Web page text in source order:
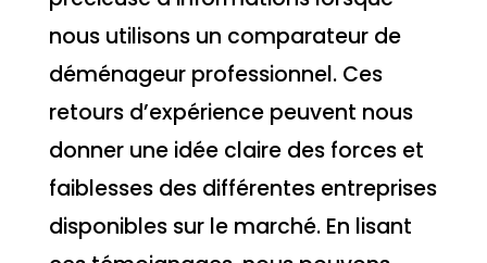
nous utilisons un comparateur de
déménageur professionnel. Ces
retours d’expérience peuvent nous
donner une idée claire des forces et
faiblesses des différentes entreprises
disponibles sur le marché. En lisant